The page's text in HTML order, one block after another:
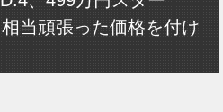
当頑張った価格を付け